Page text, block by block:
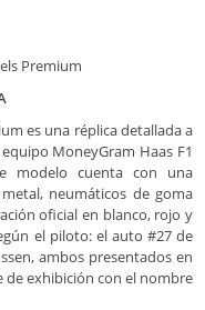
Premium
es una réplica detallada a
MoneyGram Haas F1
modelo cuenta con una
neumáticos de goma
oficial en blanco, rojo y
el piloto: el auto #27 de
ambos presentados en
de exhibición con el nombre